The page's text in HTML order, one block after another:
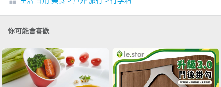
你可能會喜歡